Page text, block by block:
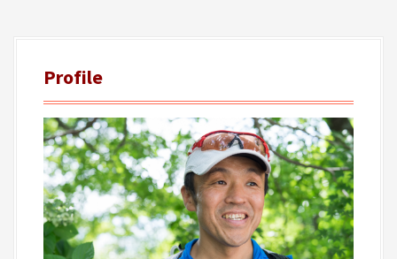
Profile